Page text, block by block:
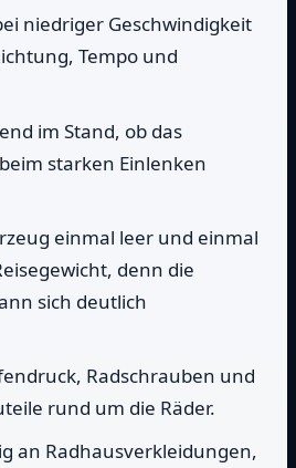
niedriger Geschwindigkeit
Tempo und
im Stand, ob das
starken Einlenken
einmal leer und einmal
denn die
sich deutlich
Radschrauben und
rund um die Räder.
an Radhausverkleidungen,